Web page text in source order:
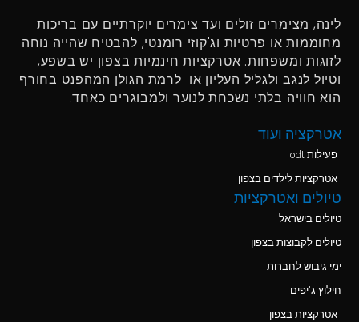
לינה, מצימרים זולים ועד צימרים יוקרתיים עם בריכות
מחוממות או פרטיות וג'קוזי רומנטי, להבטיח שהייה נוחה
לזוגות ומשפחות. אטרקציות חינמיות בצפון יש בשפע,
וטיול לנגב ולגליל העליון או לרמת הגולן המהפנט בחורף
הוא חוויה בלתי נשכחת לנוער ולמבוגרים כאחד.
אטרקציה ועוד
פעילות odt
אטרקציות לילדים בצפון
טיולים ואטרקציות
טיולים בישראל
טיולים לקבוצות בצפון
ימי גיבוש לחברות
חילוץ ג'יפים
אטרקציות בצפון